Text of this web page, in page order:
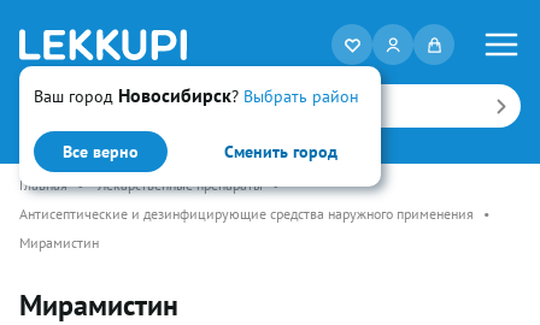
Ваш город Новосибирск? Выбрать район
Все верно Сменить город
Искать
Главная • Лекарственные препараты •
Антисептические и дезинфицирующие средства наружного применения
•
Мирамистин
Мирамистин